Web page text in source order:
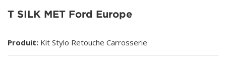
T SILK MET Ford Europe
Produit: Kit Stylo Retouche Carrosserie